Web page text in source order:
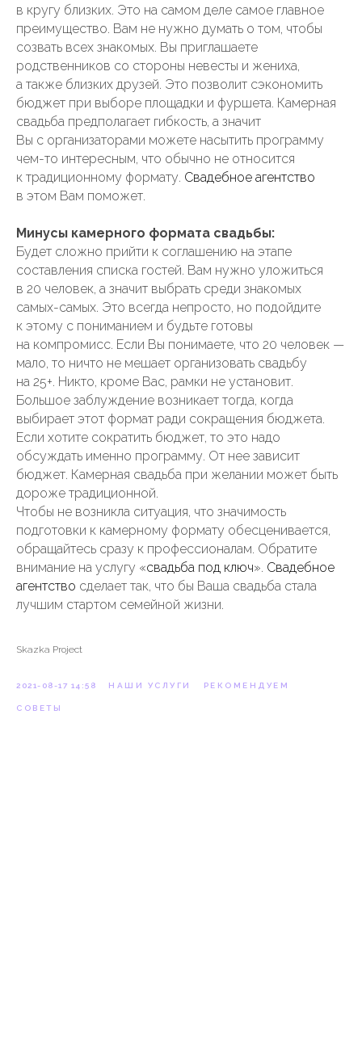
в кругу близких. Это на самом деле самое главное
преимущество. Вам не нужно думать о том, чтобы
созвать всех знакомых. Вы приглашаете
родственников со стороны невесты и жениха,
а также близких друзей. Это позволит сэкономить
бюджет при выборе площадки и фуршета. Камерная
свадьба предполагает гибкость, а значит
Вы с организаторами можете насытить программу
чем-то интересным, что обычно не относится
к традиционному формату. Свадебное агентство
в этом Вам поможет.
Минусы камерного формата свадьбы:
Будет сложно прийти к соглашению на этапе
составления списка гостей. Вам нужно уложиться
в 20 человек, а значит выбрать среди знакомых
самых-самых. Это всегда непросто, но подойдите
к этому с пониманием и будьте готовы
на компромисс. Если Вы понимаете, что 20 человек —
мало, то ничто не мешает организовать свадьбу
на 25+. Никто, кроме Вас, рамки не установит.
Большое заблуждение возникает тогда, когда
выбирает этот формат ради сокращения бюджета.
Если хотите сократить бюджет, то это надо
обсуждать именно программу. От нее зависит
бюджет. Камерная свадьба при желании может быть
дороже традиционной.
Чтобы не возникла ситуация, что значимость
подготовки к камерному формату обесценивается,
обращайтесь сразу к профессионалам. Обратите
внимание на услугу «свадьба под ключ». Свадебное
агентство сделает так, что бы Ваша свадьба стала
лучшим стартом семейной жизни.
Skazka Project
2021-08-17 14:58 НАШИ УСЛУГИ РЕКОМЕНДУЕМ
СОВЕТЫ